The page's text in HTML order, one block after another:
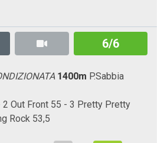
6/6
1400m P.Sabbia
2 Out Front 55 - 3 Pretty Pretty
Rock 53,5